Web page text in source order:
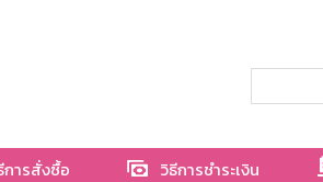
การสั่งซื้อ วิธีการชำระเงิน